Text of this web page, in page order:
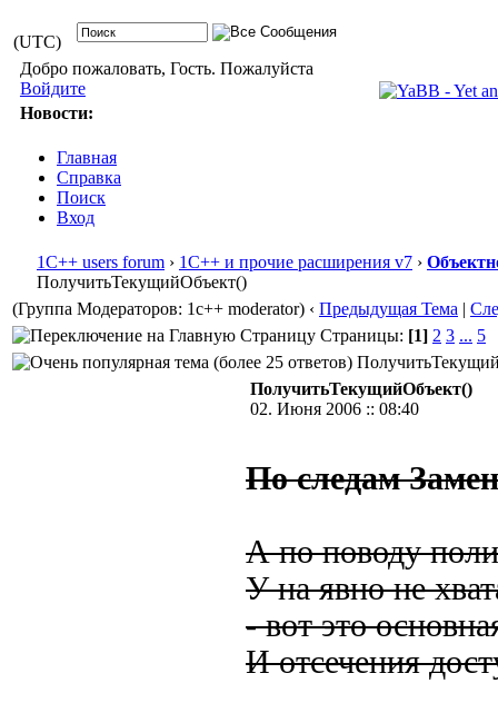
(UTC)
Добро пожаловать, Гость. Пожалуйста
Войдите
Новости:
Главная
Справка
Поиск
Вход
1С++ users forum › 1С++ и прочие расширения v7 ›
ПолучитьТекущийОбъект()
(Группа Модераторов: 1c++ moderator) ‹ Предыдущая Тема |
Страницы: [1] 2 3 ... 5
ПолучитьТекущийОбъект()
02. Июня 2006 :: 08:40
По следам
А по поводу
У на явно не
- вот это
И отсечения